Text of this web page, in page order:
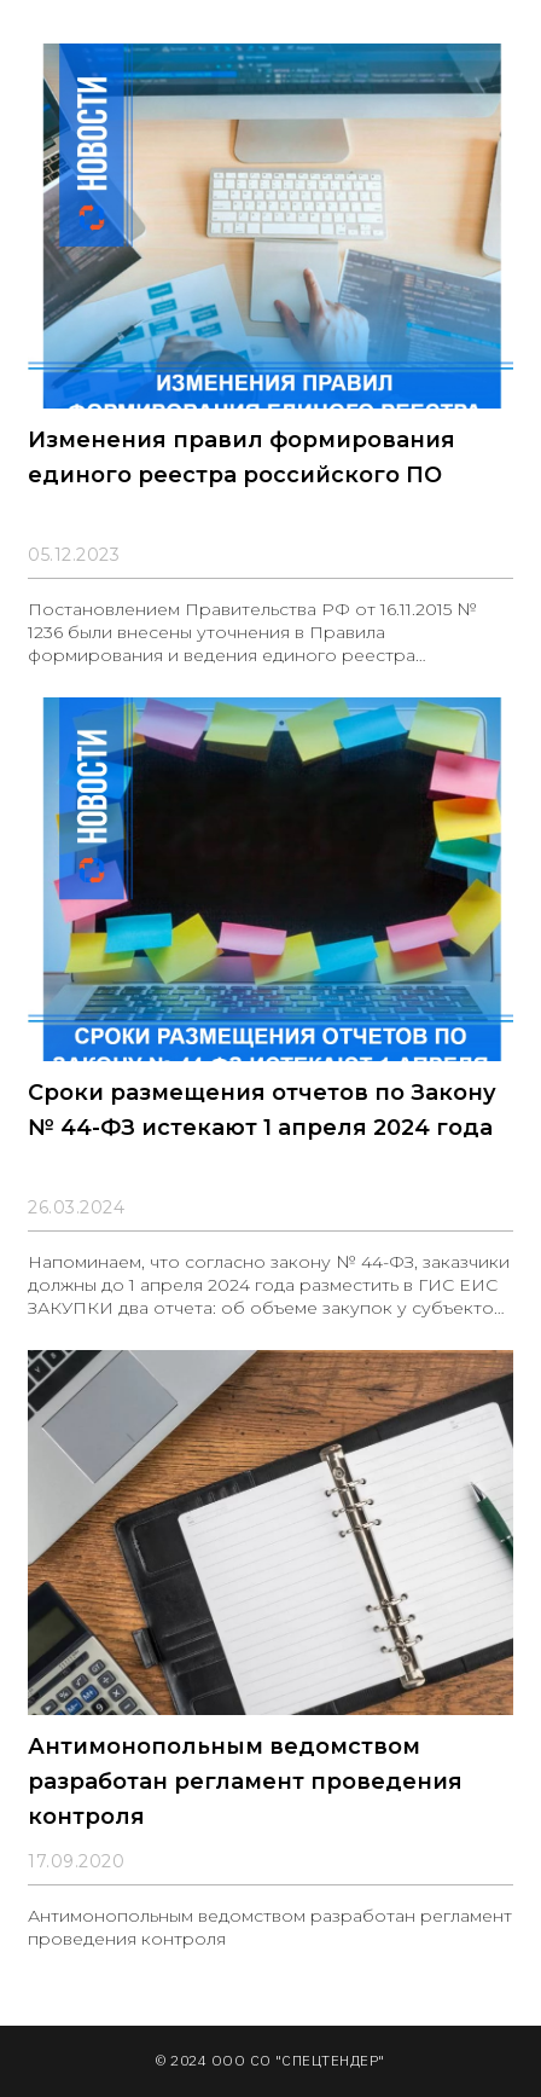
Изменения правил формирования
единого реестра российского ПО
05.12.2023
Постановлением Правительства РФ от 16.11.2015 №
1236 были внесены уточнения в Правила
формирования и ведения единого реестра
вычислительных машин и баз данных. Согласно
указанному постановлению, запрещается
использование продукции, не включенной в данный
реестр, для целей закупок в соответствии с Законом
№44-ФЗ, за исключением определенных случаев.
Внесены изменения в перечень документов, которые
заявитель должен предоставить для включения
российской программной продукции в реестр. Также
Сроки размещения отчетов по Закону
№ 44-ФЗ истекают 1 апреля 2024 года
26.03.2024
Напоминаем, что согласно закону № 44-ФЗ, заказчики
должны до 1 апреля 2024 года разместить в ГИС ЕИС
ЗАКУПКИ два отчета: об объеме закупок у субъектов
ориентированных некоммерческих организаций, а
также об объеме закупок российских товаров.
Подготовка отчетов осуществляется по нормативным
актам Правительства Российской Федерации
Антимонопольным ведомством
разработан регламент проведения
контроля
17.09.2020
Антимонопольным ведомством разработан регламент
проведения контроля
© 2024 ООО СО "СПЕЦТЕНДЕР"